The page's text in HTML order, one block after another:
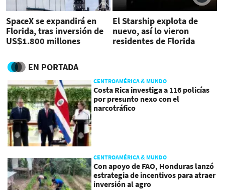
SpaceX se expandirá en
Florida, tras inversión de
US$1.800 millones
El Starship explota de
nuevo, así lo vieron
residentes de Florida
EN PORTADA
CENTROAMÉRICA & MUNDO
Costa Rica investiga a 116 policías
por presunto nexo con el
narcotráfico
CENTROAMÉRICA & MUNDO
Con apoyo de FAO, Honduras lanzó
estrategia de incentivos para atraer
inversión al agro